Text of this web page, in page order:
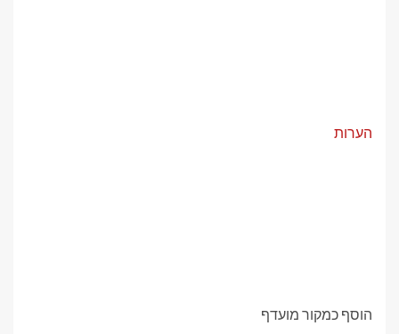
הערות
הוסף כמקור מועדף